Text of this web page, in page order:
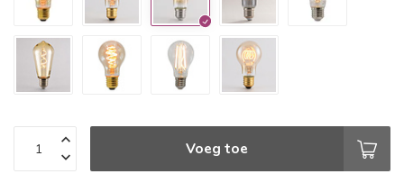
Voeg toe